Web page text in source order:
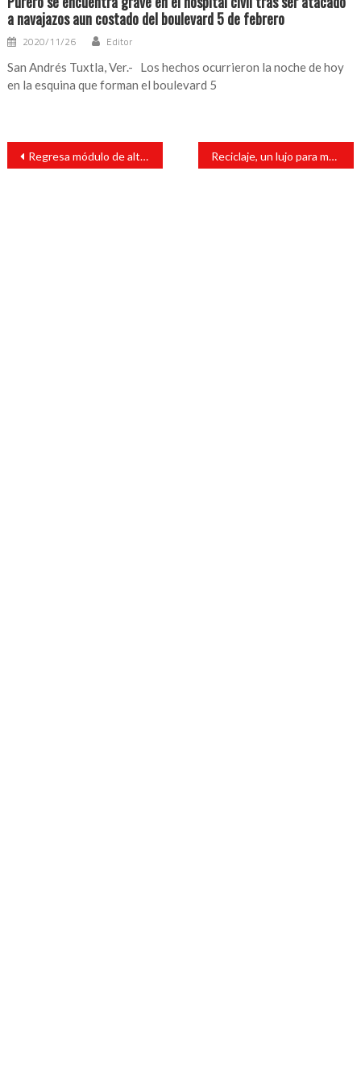
a navajazos aun costado del boulevard 5 de febrero
2020/11/26 Editor
San Andrés Tuxtla, Ver.- Los hechos ocurrieron la noche de hoy
en la esquina que forman el boulevard 5
Navegación
entradas
Regresa módulo de altas y bajas de transporte público a delegación regional Reciclaje, un lujo para mexicanos, negocio que se abandona